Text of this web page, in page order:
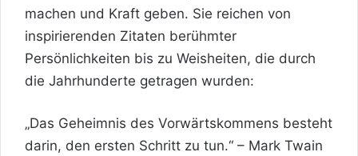
machen und Kraft geben. Sie reichen von
inspirierenden Zitaten berühmter
Persönlichkeiten bis zu Weisheiten, die durch
die Jahrhunderte getragen wurden:
„Das Geheimnis des Vorwärtskommens besteht
darin, den ersten Schritt zu tun.“ – Mark Twain